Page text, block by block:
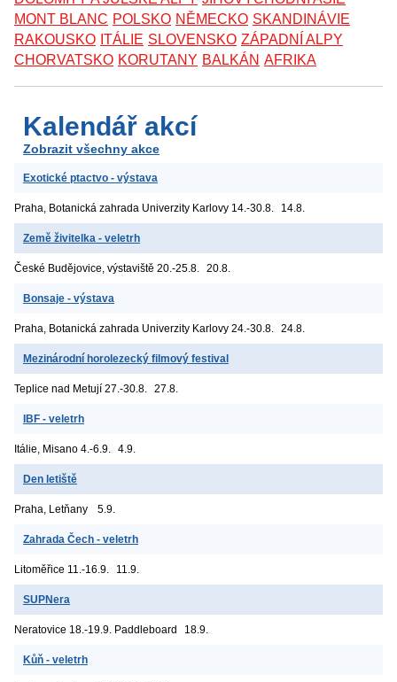
MONT BLANC POLSKO NĚMECKO SKANDINÁVIE
RAKOUSKO ITÁLIE SLOVENSKO ZÁPADNÍ ALPY
CHORVATSKO KORUTANY BALKÁN AFRIKA
Kalendář akcí
Zobrazit všechny akce
Exotické ptactvo - výstava
Praha, Botanická zahrada Univerzity Karlovy 14.-30.8. 14.8.
Země živitelka - veletrh
České Budějovice, výstaviště 20.-25.8. 20.8.
Bonsaje - výstava
Praha, Botanická zahrada Univerzity Karlovy 24.-30.8. 24.8.
Mezinárodní horolezecký filmový festival
Teplice nad Metují 27.-30.8. 27.8.
IBF - veletrh
Itálie, Misano 4.-6.9. 4.9.
Den letiště
Praha, Letňany 5.9.
Zahrada Čech - veletrh
Litoměřice 11.-16.9. 11.9.
SUPNera
Neratovice 18.-19.9. Paddleboard 18.9.
Kůň - veletrh